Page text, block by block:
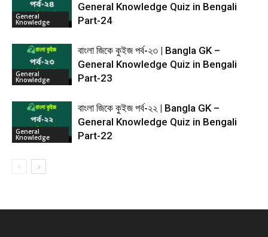
General
Knowledge
General Knowledge Quiz in Bengali
Part-24
General
Knowledge
বাংলা জিকে কুইজ পর্ব-২৩ | Bangla GK –
General Knowledge Quiz in Bengali
Part-23
General
Knowledge
বাংলা জিকে কুইজ পর্ব-২২ | Bangla GK –
General Knowledge Quiz in Bengali
Part-22